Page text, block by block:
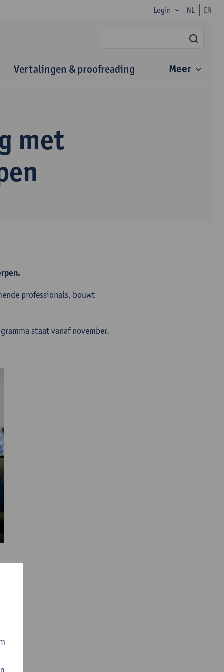
Login NL EN
Vertalingen & proofreading Meer
met
professionals, bouwt
staat vanaf november.